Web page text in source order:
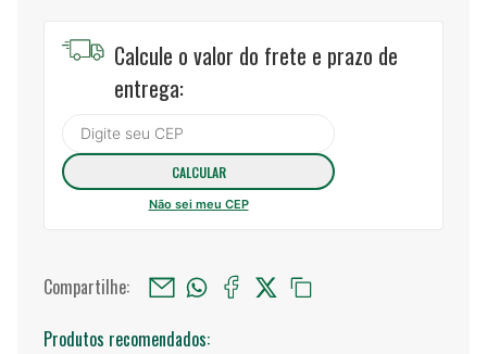
Calcule o valor do frete e prazo de
entrega:
Não sei meu CEP
Compartilhe:
Produtos recomendados: